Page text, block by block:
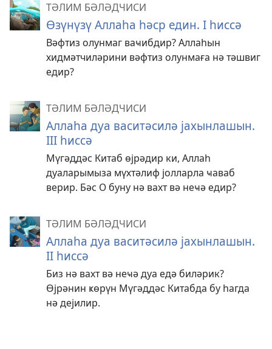
ТӘЛИМ БӘЛӘДЧИСИ
Өзүнүзү Аллаһа һәср един. I һиссә
Вәфтиз олунмаг ваҹибдир? Аллаһын
хидмәтчиләрини вәфтиз олунмаға нә тәшвиг
едир?
ТӘЛИМ БӘЛӘДЧИСИ
Аллаһа дуа васитәсилә јахынлашын.
III һиссә
Мүгәддәс Китаб өјрәдир ки, Аллаһ
дуаларымыза мүхтәлиф јолларла ҹаваб
верир. Бәс О буну нә вахт вә неҹә едир?
ТӘЛИМ БӘЛӘДЧИСИ
Аллаһа дуа васитәсилә јахынлашын.
II һиссә
Биз нә вахт вә неҹә дуа едә биләрик?
Өјрәнин ҝөрүн Мүгәддәс Китабда бу һагда
нә дејилир.